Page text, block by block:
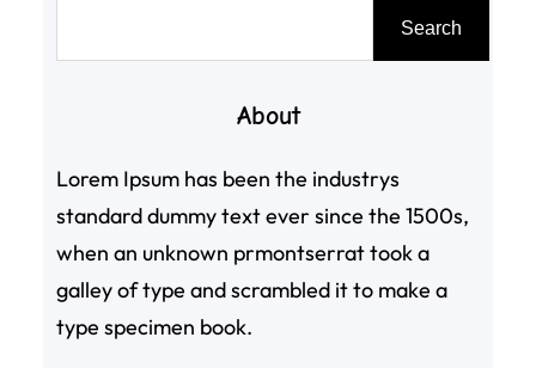
Search
About
Lorem Ipsum has been the industrys
standard dummy text ever since the 1500s,
when an unknown prmontserrat took a
galley of type and scrambled it to make a
type specimen book.